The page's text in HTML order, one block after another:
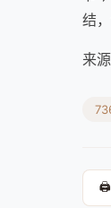
结
来
🖨️